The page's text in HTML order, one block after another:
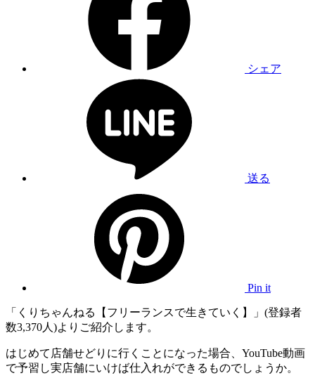
シェア
送る
Pin it
「くりちゃんねる【フリーランスで生きていく】」(登録者
数3,370人)よりご紹介します。
はじめて店舗せどりに行くことになった場合、YouTube動画
で予習し実店舗にいけば仕入れができるものでしょうか。